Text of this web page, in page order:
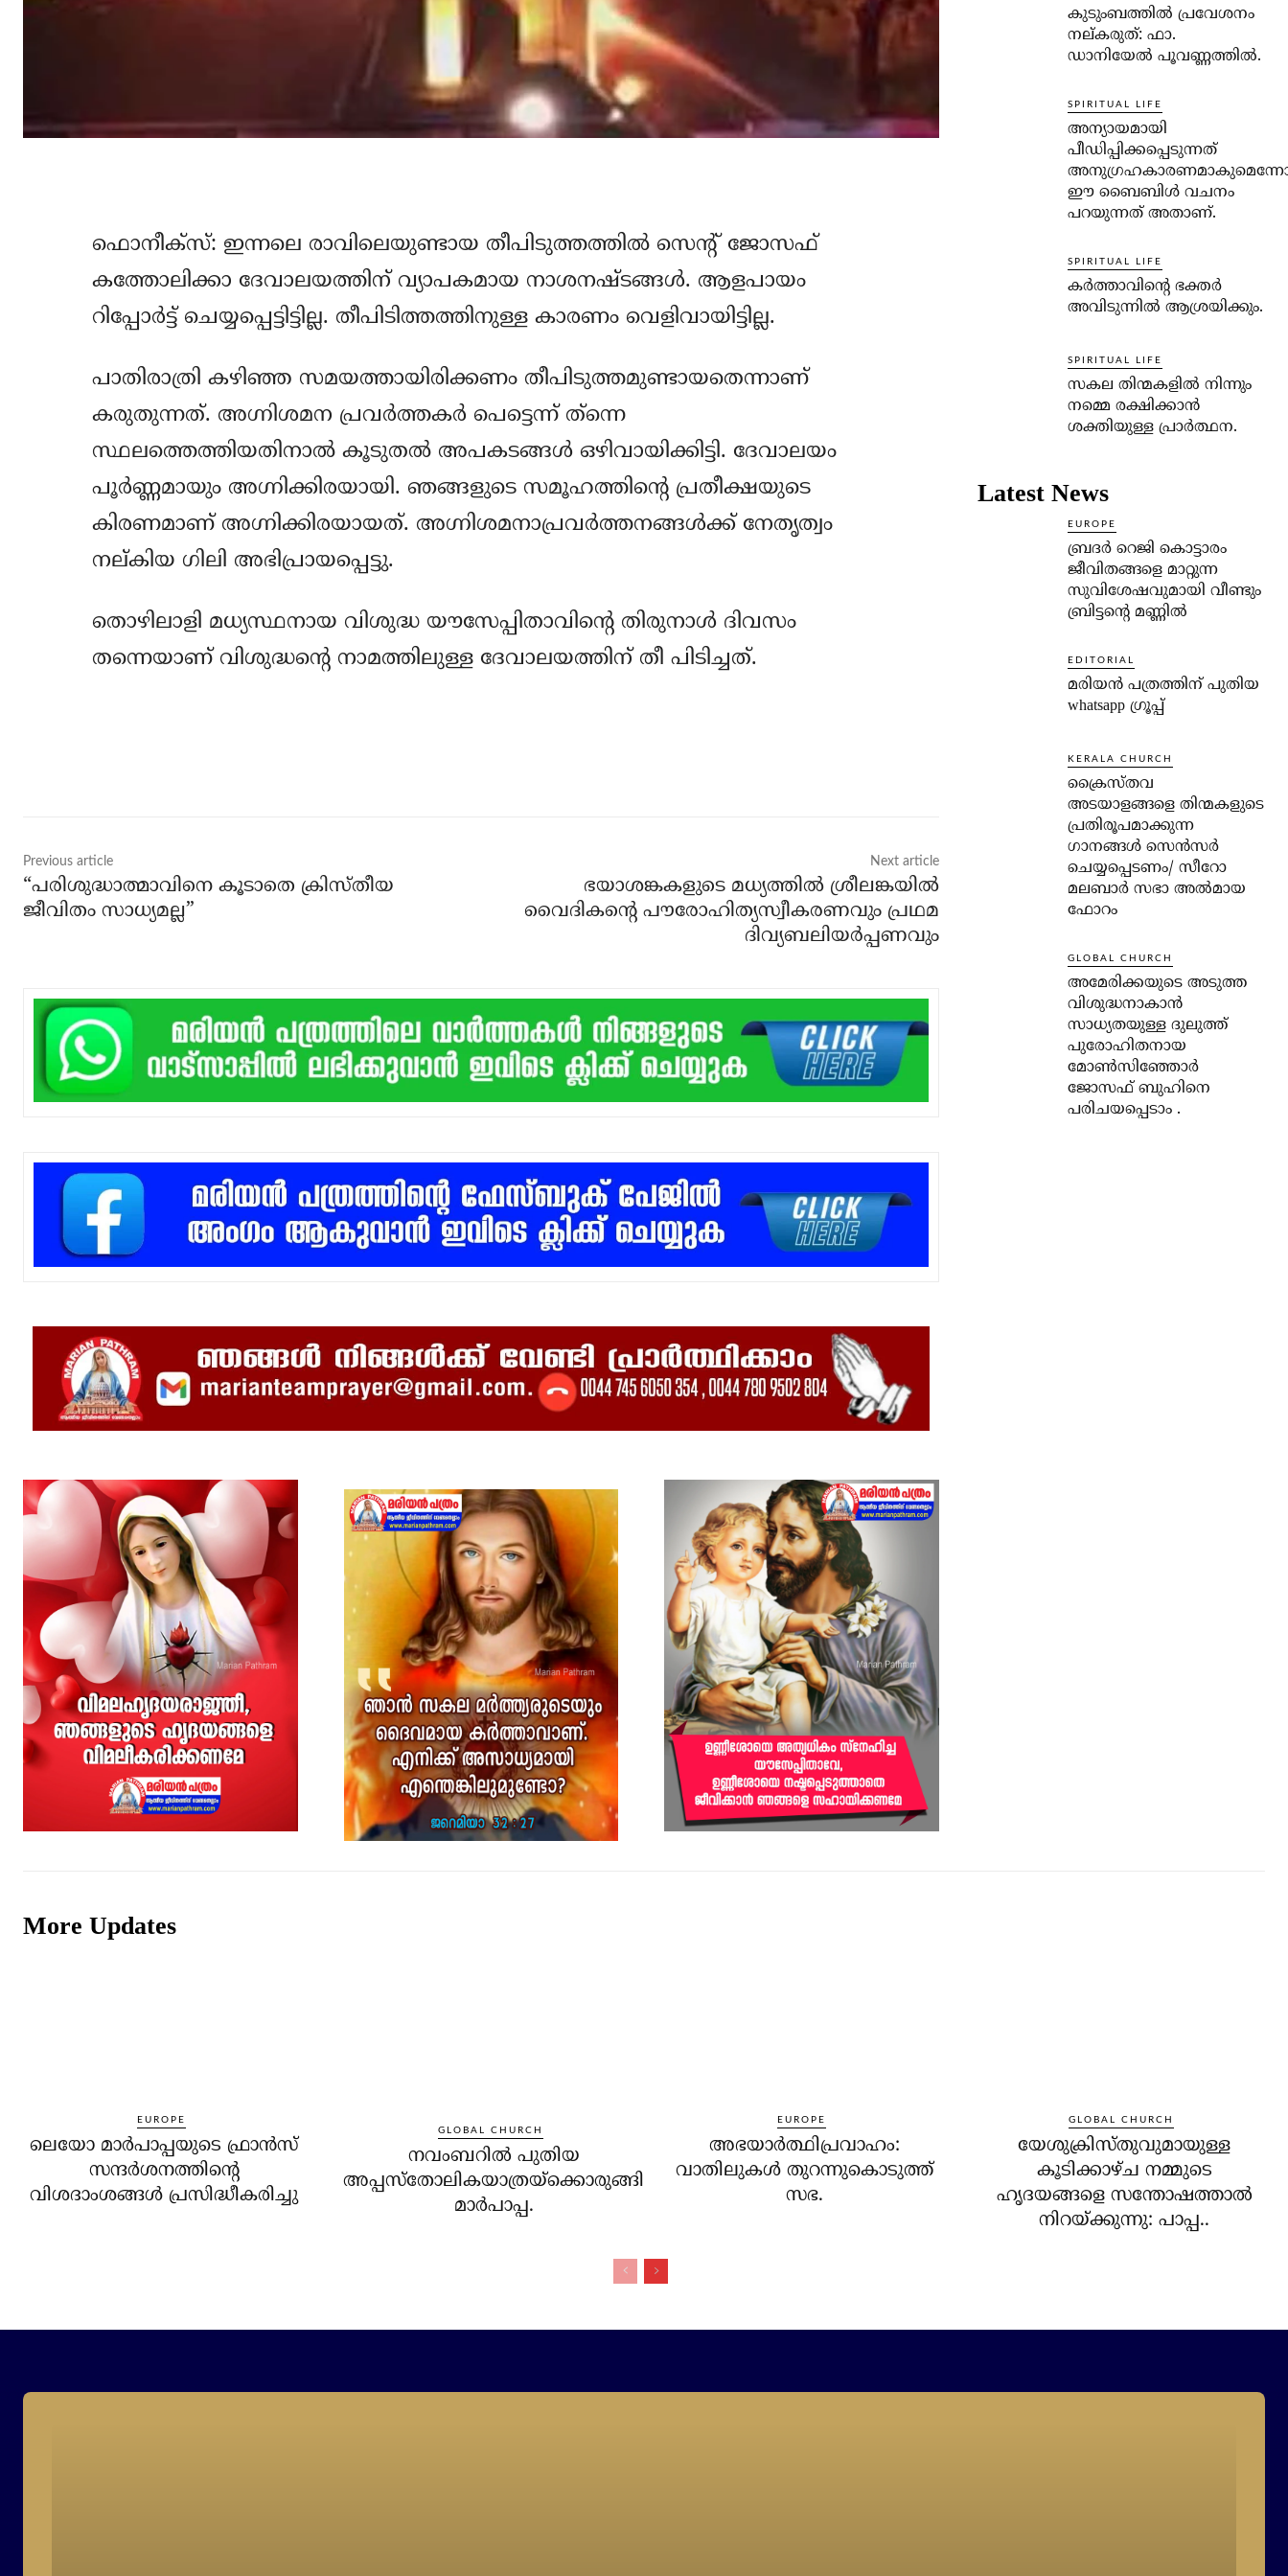
ഫൊനീക്‌സ്: ഇന്നലെ രാവിലെയുണ്ടായ തീപിടുത്തത്തില്‍ സെന്റ് ജോസഫ്
കത്തോലിക്കാ ദേവാലയത്തിന് വ്യാപകമായ നാശനഷ്ടങ്ങള്‍. ആളപായം
റിപ്പോര്‍ട്ട് ചെയ്യപ്പെട്ടിട്ടില്ല. തീപിടിത്തത്തിനുള്ള കാരണം വെളിവായിട്ടില്ല.
പാതിരാത്രി കഴിഞ്ഞ സമയത്തായിരിക്കണം തീപിടുത്തമുണ്ടായതെന്നാണ്
കരുതുന്നത്. അഗ്നിശമന പ്രവര്‍ത്തകര്‍ പെട്ടെന്ന് ത്‌ന്നെ
സ്ഥലത്തെത്തിയതിനാല്‍ കൂടുതല്‍ അപകടങ്ങള്‍ ഒഴിവായിക്കിട്ടി. ദേവാലയം
പൂര്‍ണ്ണമായും അഗ്നിക്കിരയായി. ഞങ്ങളുടെ സമൂഹത്തിന്റെ പ്രതീക്ഷയുടെ
കിരണമാണ് അഗ്നിക്കിരയായത്. അഗ്നിശമനാപ്രവര്‍ത്തനങ്ങള്‍ക്ക് നേതൃത്വം
നല്കിയ ഗിലി അഭിപ്രായപ്പെട്ടു.
തൊഴിലാളി മധ്യസ്ഥനായ വിശുദ്ധ യൗസേപ്പിതാവിന്റെ തിരുനാള്‍ ദിവസം
തന്നെയാണ് വിശുദ്ധന്റെ നാമത്തിലുള്ള ദേവാലയത്തിന് തീ പിടിച്ചത്.
Previous article
“പരിശുദ്ധാത്മാവിനെ കൂടാതെ ക്രിസ്തീയ
ജീവിതം സാധ്യമല്ല”
Next article
ഭയാശങ്കകളുടെ മധ്യത്തില്‍ ശ്രീലങ്കയില്‍
വൈദികന്റെ പൗരോഹിത്യസ്വീകരണവും പ്രഥമ
ദിവ്യബലിയര്‍പ്പണവും
കുടുംബത്തില്‍ പ്രവേശനം
നല്കരുത്: ഫാ.
ഡാനിയേല്‍ പൂവണ്ണത്തില്‍.
SPIRITUAL LIFE
അന്യായമായി
പീഡിപ്പിക്കപ്പെടുന്നത്
ഈ ബൈബിള്‍ വചനം
പറയുന്നത് അതാണ്.
SPIRITUAL LIFE
കര്‍ത്താവിന്റെ ഭക്തര്‍
അവിടുന്നില്‍ ആശ്രയിക്കും.
SPIRITUAL LIFE
സകല തിന്മകളില്‍ നിന്നും
നമ്മെ രക്ഷിക്കാന്‍
ശക്തിയുള്ള പ്രാര്‍ത്ഥന.
Latest News
EUROPE
ബ്രദർ റെജി കൊട്ടാരം
ജീവിതങ്ങളെ മാറ്റുന്ന
സുവിശേഷവുമായി വീണ്ടും
ബ്രിട്ടന്റെ മണ്ണിൽ
EDITORIAL
മരിയൻ പത്രത്തിന് പുതിയ
whatsapp ഗ്രൂപ്പ്
KERALA CHURCH
ക്രൈസ്തവ
അടയാളങ്ങളെ തിന്മകളുടെ
പ്രതിരൂപമാക്കുന്ന
ഗാനങ്ങൾ സെൻസർ
ചെയ്യപ്പെടണം/ സീറോ
മലബാർ സഭാ അൽമായ
ഫോറം
GLOBAL CHURCH
അമേരിക്കയുടെ അടുത്ത
വിശുദ്ധനാകാൻ
സാധ്യതയുള്ള ദുലുത്ത്
പുരോഹിതനായ
മോൺസിഞ്ഞോർ
ജോസഫ് ബുഹിനെ
പരിചയപ്പെടാം .
More Updates
EUROPE
ലെയോ മാര്‍പാപ്പയുടെ ഫ്രാന്‍സ്
സന്ദര്‍ശനത്തിന്റെ
വിശദാംശങ്ങള്‍ പ്രസിദ്ധീകരിച്ചു
GLOBAL CHURCH
നവംബറില്‍ പുതിയ
അപ്പസ്‌തോലികയാത്രയ്‌ക്കൊരുങ്ങി
മാര്‍പാപ്പ.
EUROPE
അഭയാര്‍ത്ഥിപ്രവാഹം:
വാതിലുകള്‍ തുറന്നുകൊടുത്ത്
സഭ.
GLOBAL CHURCH
യേശുക്രിസ്തുവുമായുള്ള
കൂടിക്കാഴ്ച നമ്മുടെ
ഹൃദയങ്ങളെ സന്തോഷത്താല്‍
നിറയ്ക്കുന്നു: പാപ്പ..